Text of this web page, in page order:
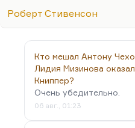
хотя написан в конце
написанных почти
сказки — «Портрет
«Доктор Джекил и
Хотя, по-моему,
гораздо слабее роман,
стивенсовская повесть.
Роберт Стивенсон
Кто мешал Антону
Лидия Мизинова
Книппер?
Очень убедительно.
06 авг., 01:23